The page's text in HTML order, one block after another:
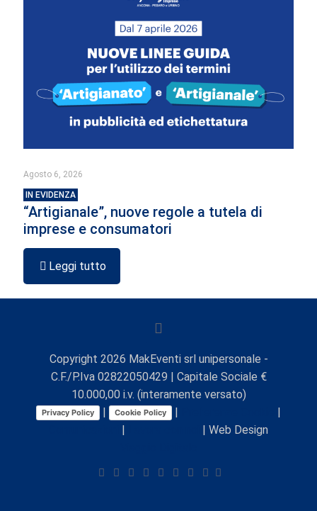
Agosto 6, 2026
IN EVIDENZA
“Artigianale”, nuove regole a tutela di
imprese e consumatori
Leggi tutto
Copyright 2026 MakEventi srl unipersonale -
C.F./P.Iva 02822050429 | Capitale Sociale €
10.000,00 i.v. (interamente versato)
Privacy Policy | Cookie Policy |
|
|
| Web Design